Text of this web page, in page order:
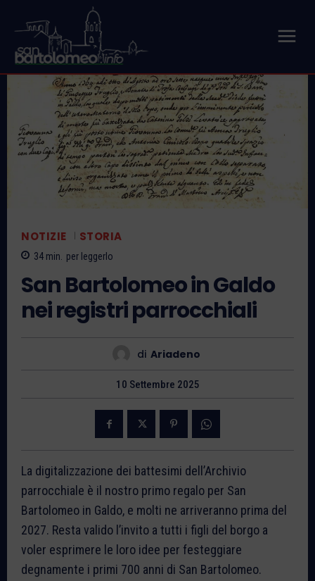
NOTIZIE STORIA
34 min. per leggerlo
San Bartolomeo in Galdo
nei registri parrocchiali
di Ariadeno
10 Settembre 2025
La digitalizzazione dei battesimi dell’Archivio
parrocchiale è il nostro primo regalo per San
Bartolomeo in Galdo, e molti ne arriveranno prima del
2027. Resta valido l’invito a tutti i figli del borgo a
voler esprimere le loro idee per festeggiare
degnamente i primi 700 anni di San Bartolomeo.